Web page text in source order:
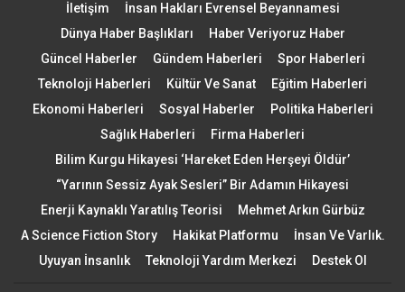
İletişim
İnsan Hakları Evrensel Beyannamesi
Dünya Haber Başlıkları
Haber Veriyoruz Haber
Güncel Haberler
Gündem Haberleri
Spor Haberleri
Teknoloji Haberleri
Kültür Ve Sanat
Eğitim Haberleri
Ekonomi Haberleri
Sosyal Haberler
Politika Haberleri
Sağlık Haberleri
Firma Haberleri
Bilim Kurgu Hikayesi ‘Hareket Eden Herşeyi Öldür’
“Yarının Sessiz Ayak Sesleri” Bir Adamın Hikayesi
Enerji Kaynaklı Yaratılış Teorisi
Mehmet Arkın Gürbüz
A Science Fiction Story
Hakikat Platformu
İnsan Ve Varlık.
Uyuyan İnsanlık
Teknoloji Yardım Merkezi Destek Ol